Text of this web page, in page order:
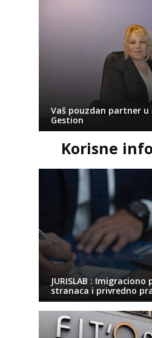
Vaš pouzdan partner u
Gestion
Korisne
JURISLAB : Imigraciono
stranaca i privredno